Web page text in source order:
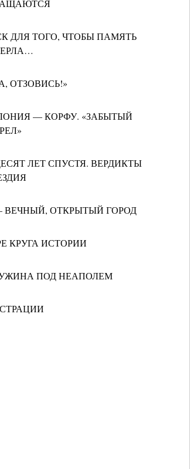
ДЛЯ ТОГО, ЧТОБЫ ПАМЯТЬ
ОТЗОВИСЬ!»
— КОРФУ. «ЗАБЫТЫЙ
ЛЕТ СПУСТЯ. ВЕРДИКТЫ
ВЕЧНЫЙ, ОТКРЫТЫЙ ГОРОД
КРУГА ИСТОРИИ
ПОД НЕАПОЛЕМ